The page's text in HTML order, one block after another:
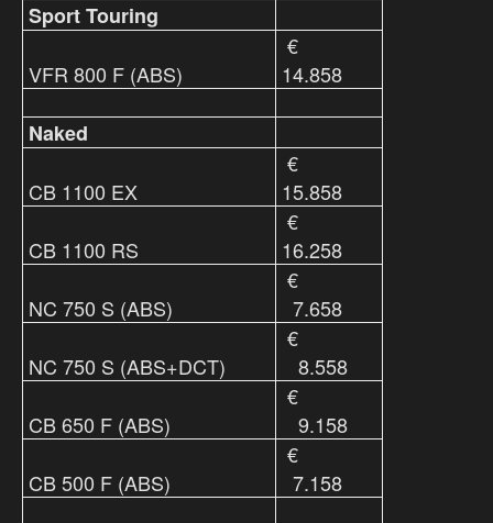
Sport Touring
VFR 800 F (ABS)
€
14.858
Naked
CB 1100 EX
€
15.858
CB 1100 RS
€
16.258
NC 750 S (ABS)
€
7.658
NC 750 S (ABS+DCT)
€
8.558
CB 650 F (ABS)
€
9.158
CB 500 F (ABS)
€
7.158